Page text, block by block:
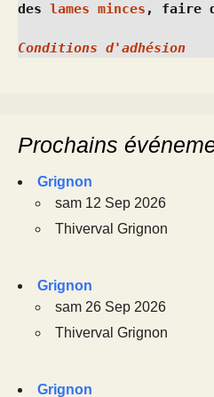
des lames minces , faire
Conditions d'adhésion
Prochains
Grignon
sam 12 Sep 2026
Thiverval Grignon
Grignon
sam 26 Sep 2026
Thiverval Grignon
Grignon